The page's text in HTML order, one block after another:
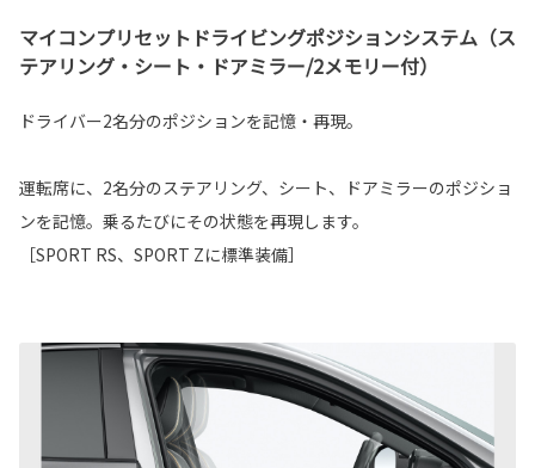
マイコンプリセットドライビングポジションシステム（ス
テアリング・シート・ドアミラー/2メモリー付）
ドライバー2名分のポジションを記憶・再現。
運転席に、2名分のステアリング、シート、ドアミラーのポジショ
ンを記憶。乗るたびにその状態を再現します。
［SPORT RS、SPORT Zに標準装備］